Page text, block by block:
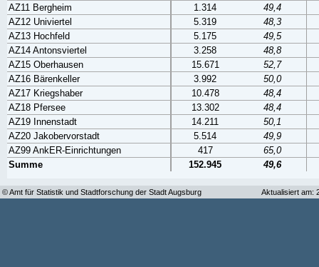
AZ11 Bergheim
1.314
49,4
AZ12 Univiertel
5.319
48,3
AZ13 Hochfeld
5.175
49,5
AZ14 Antonsviertel
3.258
48,8
AZ15 Oberhausen
15.671
52,7
AZ16 Bärenkeller
3.992
50,0
AZ17 Kriegshaber
10.478
48,4
AZ18 Pfersee
13.302
48,4
AZ19 Innenstadt
14.211
50,1
AZ20 Jakobervorstadt
5.514
49,9
AZ99 AnkER-Einrichtungen
417
65,0
Summe
152.945 49,6
© Amt für Statistik und Stadtforschung der Stadt Augsburg Aktualisiert am: